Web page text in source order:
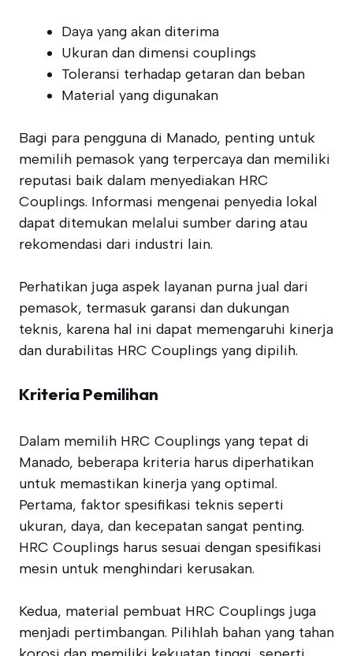
Daya yang akan diterima
Ukuran dan dimensi couplings
Toleransi terhadap getaran dan beban
Material yang digunakan
Bagi para pengguna di Manado, penting untuk
memilih pemasok yang terpercaya dan memiliki
reputasi baik dalam menyediakan HRC
Couplings. Informasi mengenai penyedia lokal
dapat ditemukan melalui sumber daring atau
rekomendasi dari industri lain.
Perhatikan juga aspek layanan purna jual dari
pemasok, termasuk garansi dan dukungan
teknis, karena hal ini dapat memengaruhi kinerja
dan durabilitas HRC Couplings yang dipilih.
Kriteria Pemilihan
Dalam memilih HRC Couplings yang tepat di
Manado, beberapa kriteria harus diperhatikan
untuk memastikan kinerja yang optimal.
Pertama, faktor spesifikasi teknis seperti
ukuran, daya, dan kecepatan sangat penting.
HRC Couplings harus sesuai dengan spesifikasi
mesin untuk menghindari kerusakan.
Kedua, material pembuat HRC Couplings juga
menjadi pertimbangan. Pilihlah bahan yang tahan